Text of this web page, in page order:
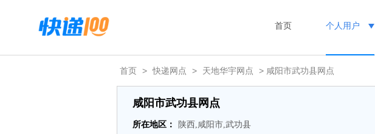
首页 个人用户
首页 > 快递网点 > 天地华宇网点 > 咸阳市武功县网点
咸阳市武功县网点
所在地区： 陕西,咸阳市,武功县